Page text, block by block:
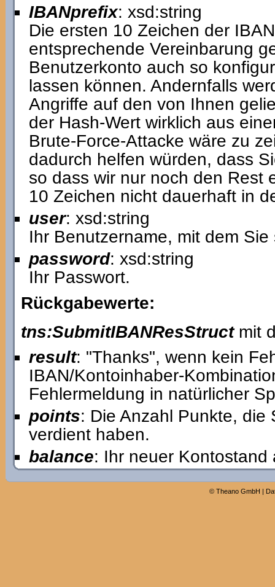
IBANprefix: xsd:string
Die ersten 10 Zeichen der
entsprechende Vereinbarung
Benutzerkonto auch so
lassen können. Andernfalls
Angriffe auf den von Ihnen
der Hash-Wert wirklich aus
Brute-Force-Attacke wäre zu
dadurch helfen würden, dass
so dass wir nur noch den Rest
10 Zeichen nicht dauerhaft in
user: xsd:string
Ihr Benutzername, mit dem
password: xsd:string
Ihr Passwort.
Rückgabewerte:
tns:SubmitIBANResStructmit
result: "Thanks", wenn kein
IBAN/Kontoinhaber-
Fehlermeldung in natürlicher
points: Die Anzahl Punkte, die
verdient haben.
balance: Ihr neuer Kontostand
© Theano GmbH |